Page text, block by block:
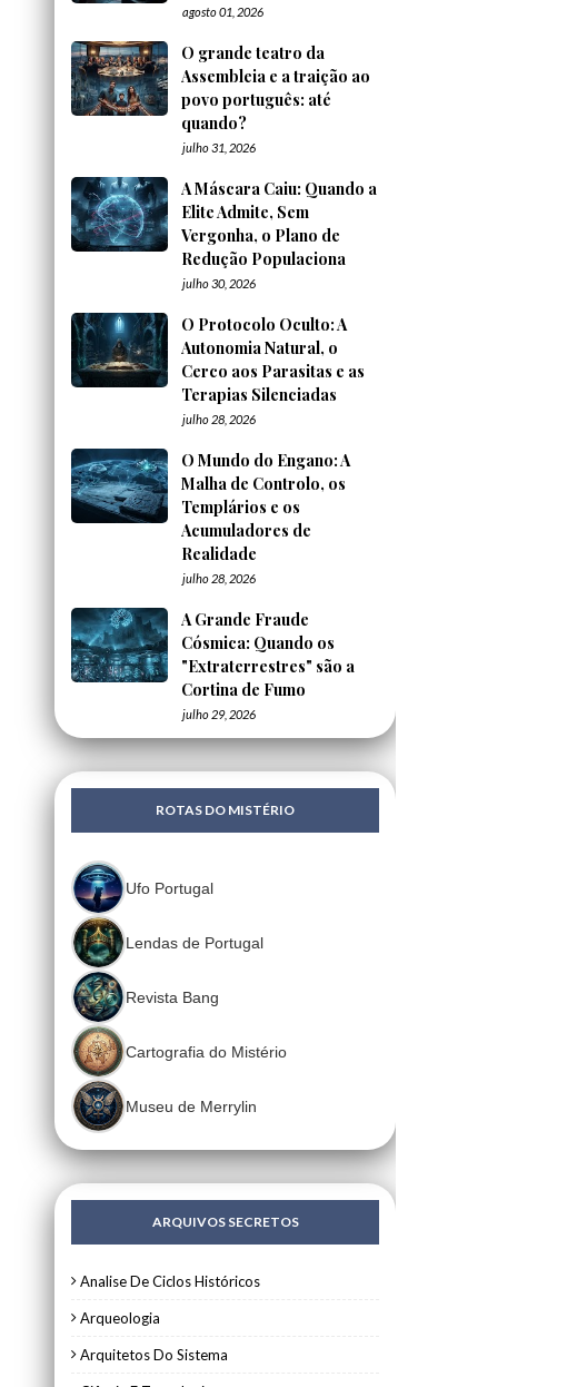
agosto 01, 2026
O grande teatro da
Assembleia e a traição ao
povo português: até
quando?
julho 31, 2026
A Máscara Caiu: Quando a
Elite Admite, Sem
Vergonha, o Plano de
Redução Populaciona
julho 30, 2026
O Protocolo Oculto: A
Autonomia Natural, o
Cerco aos Parasitas e as
Terapias Silenciadas
julho 28, 2026
O Mundo do Engano: A
Malha de Controlo, os
Templários e os
Acumuladores de
Realidade
julho 28, 2026
A Grande Fraude
Cósmica: Quando os
"Extraterrestres" são a
Cortina de Fumo
julho 29, 2026
ROTAS DO MISTÉRIO
Ufo Portugal
Lendas de Portugal
Revista Bang
Cartografia do Mistério
Museu de Merrylin
ARQUIVOS SECRETOS
Analise De Ciclos Históricos
Arqueologia
Arquitetos Do Sistema